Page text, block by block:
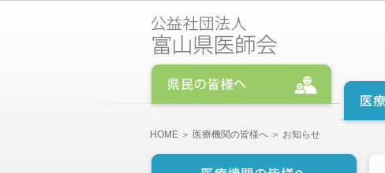
HOME ＞ 医療機関の皆様へ ＞ お知らせ